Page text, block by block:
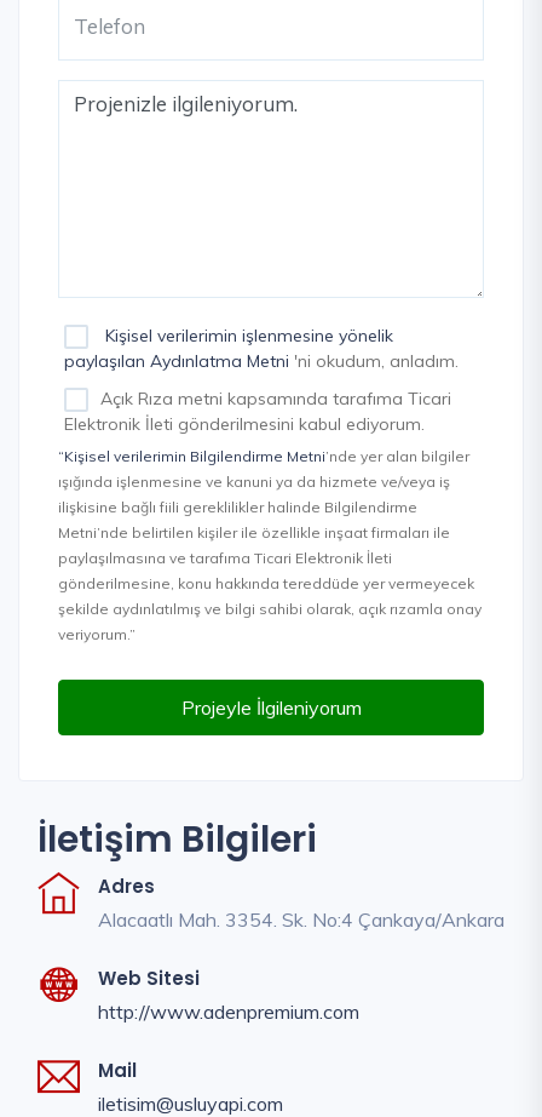
Kişisel verilerimin işlenmesine yönelik
paylaşılan Aydınlatma Metni 'ni okudum, anladım.
Açık Rıza metni kapsamında tarafıma Ticari
Elektronik İleti gönderilmesini kabul ediyorum.
“Kişisel verilerimin Bilgilendirme Metni’nde yer alan bilgiler
ışığında işlenmesine ve kanuni ya da hizmete ve/veya iş
ilişkisine bağlı fiili gereklilikler halinde Bilgilendirme
Metni’nde belirtilen kişiler ile özellikle inşaat firmaları ile
paylaşılmasına ve tarafıma Ticari Elektronik İleti
gönderilmesine, konu hakkında tereddüde yer vermeyecek
şekilde aydınlatılmış ve bilgi sahibi olarak, açık rızamla onay
veriyorum.”
Projeyle İlgileniyorum
İletişim Bilgileri
Adres
Alacaatlı Mah. 3354. Sk. No:4 Çankaya/Ankara
Web Sitesi
http://www.adenpremium.com
Mail
iletisim@usluyapi.com